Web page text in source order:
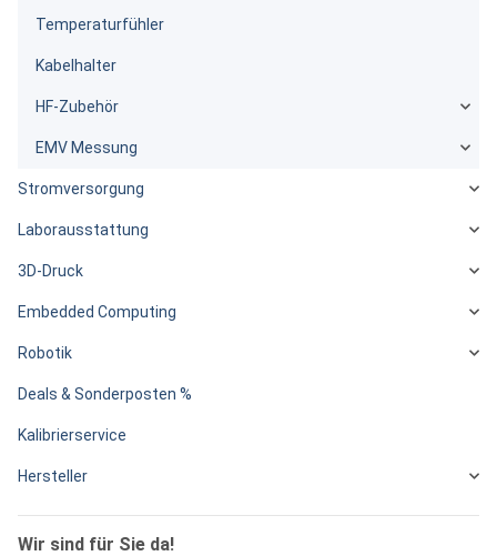
Temperaturfühler
Kabelhalter
HF-Zubehör
EMV Messung
Stromversorgung
Laborausstattung
3D-Druck
Embedded Computing
Robotik
Deals & Sonderposten %
Kalibrierservice
Hersteller
Wir sind für Sie da!